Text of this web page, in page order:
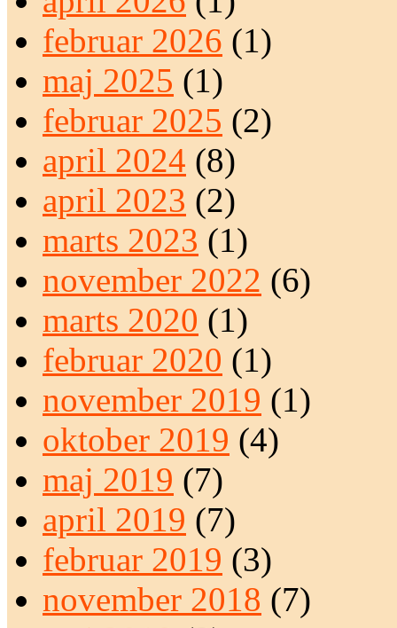
februar 2026 (1)
maj 2025 (1)
februar 2025 (2)
april 2024 (8)
april 2023 (2)
marts 2023 (1)
november 2022 (6)
marts 2020 (1)
februar 2020 (1)
november 2019 (1)
oktober 2019 (4)
maj 2019 (7)
april 2019 (7)
februar 2019 (3)
november 2018 (7)